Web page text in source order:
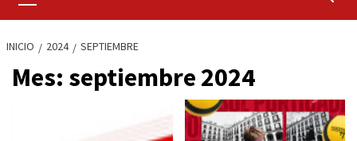
INICIO 2024 SEPTIEMBRE
Mes: septiembre 2024